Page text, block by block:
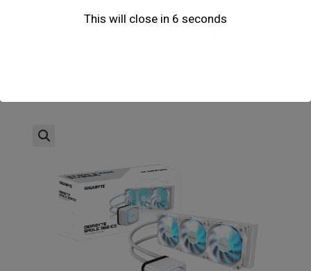
White RGB
This will close in 6 seconds